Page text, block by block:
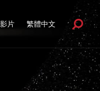
影片 繁體中文